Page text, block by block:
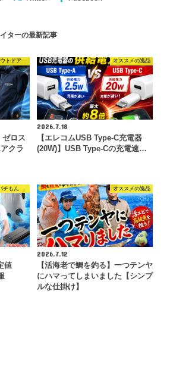
ターの最新記事
トドア
ゼロス
クラ
オススメの逸品
2026.7.18
【エレコムUSB Type-C充電器
(20W)】USB Type-Cの充電速…
チもん
値
オススメの逸品
2026.7.12
【活海老で鯛を釣る】一つテンヤ
にハマってしまいました【シンプ
ルな仕掛け】